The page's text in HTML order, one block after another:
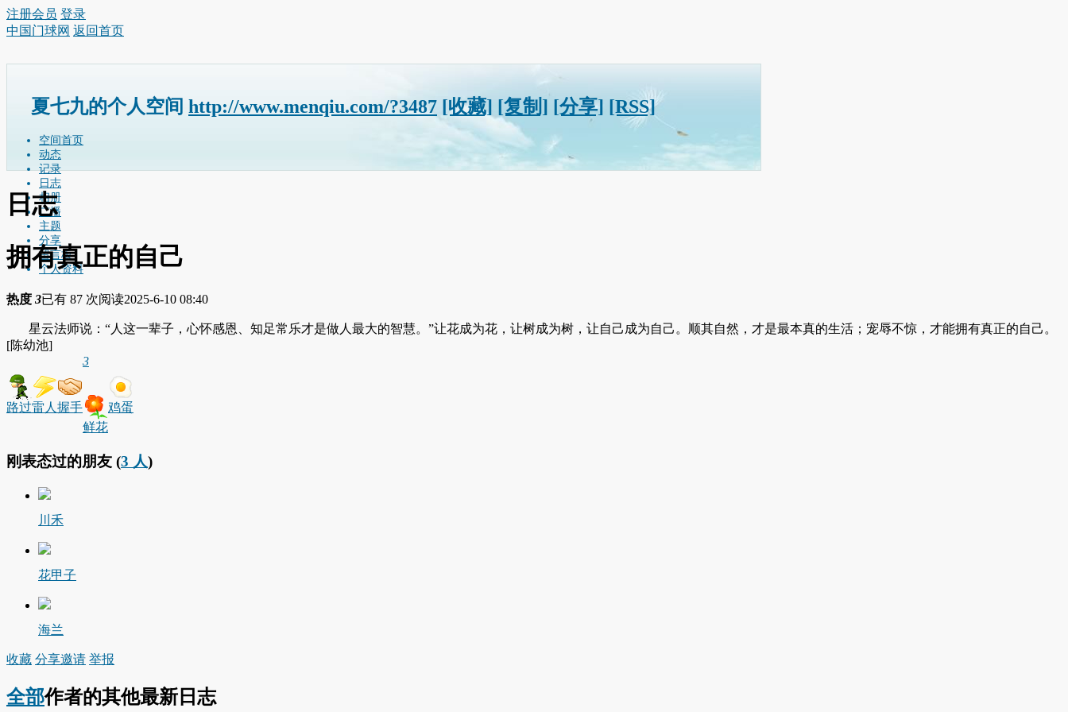
注册会员 登录
中国门球网 返回首页
夏七九的个人空间 http://www.menqiu.com/?3487 [收藏] [复制] [分享] [RSS]
空间首页
动态
记录
日志
相册
广播
主题
分享
留言板
个人资料
日志
拥有真正的自己
热度 3已有 87 次阅读2025-6-10 08:40
星云法师说：“人这一辈子，心怀感恩、知足常乐才是做人最大的智慧。”让花成为花，让树成为树，让自己成为自己。顺其自然，才是最本真的生活；宠辱不惊，才能拥有真正的自己。
[陈幼池]
路过雷人 握手
3
鲜花
鸡蛋
刚表态过的朋友 (3 人)
川禾
花甲子
海兰
收藏 分享邀请 举报
全部作者的其他最新日志